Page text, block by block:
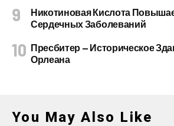
Никотиновая Кислота
Сердечных Заболеваний
Пресбитер — Историческое
Орлеана
You May Also Like